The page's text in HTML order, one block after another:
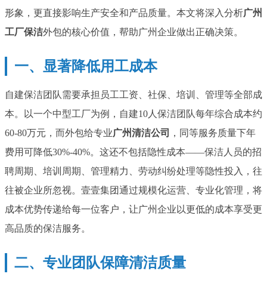
形象，更直接影响生产安全和产品质量。本文将深入分析广州
工厂保洁外包的核心价值，帮助广州企业做出正确决策。
一、显著降低用工成本
自建保洁团队需要承担员工工资、社保、培训、管理等全部成
本。以一个中型工厂为例，自建10人保洁团队每年综合成本约
60-80万元，而外包给专业广州清洁公司
，同等服务质量下年
费用可降低30%-40%。这还不包括隐性成本——保洁人员的招
聘周期、培训周期、管理精力、劳动纠纷处理等隐性投入，往
往被企业所忽视。壹壹集团通过规模化运营、专业化管理，将
成本优势传递给每一位客户，让广州企业以更低的成本享受更
高品质的保洁服务。
二、专业团队保障清洁质量